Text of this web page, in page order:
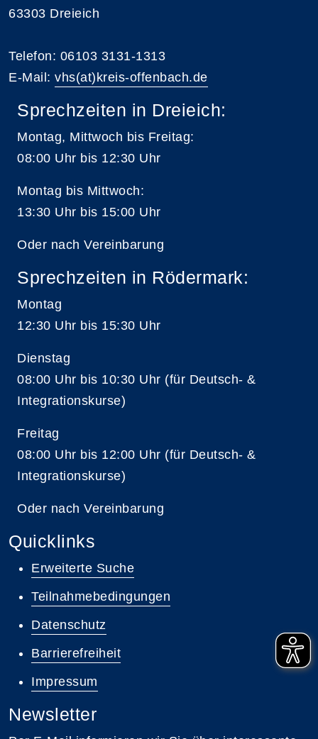
63303 Dreieich
Telefon: 06103 3131-1313
E-Mail: vhs(at)kreis-offenbach.de
Sprechzeiten in Dreieich:
Montag, Mittwoch bis Freitag:
08:00 Uhr bis 12:30 Uhr
Montag bis Mittwoch:
13:30 Uhr bis 15:00 Uhr
Oder nach Vereinbarung
Sprechzeiten in Rödermark:
Montag
12:30 Uhr bis 15:30 Uhr
Dienstag
08:00 Uhr bis 10:30 Uhr (für Deutsch- &
Integrationskurse)
Freitag
08:00 Uhr bis 12:00 Uhr (für Deutsch- &
Integrationskurse)
Oder nach Vereinbarung
Quicklinks
Erweiterte Suche
Teilnahmebedingungen
Datenschutz
Barrierefreiheit
Impressum
Newsletter